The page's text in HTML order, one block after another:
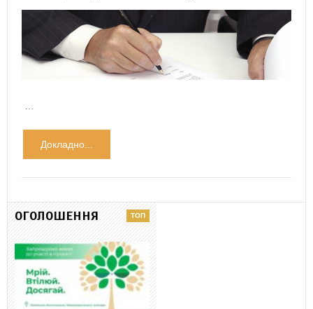
Докладно...
ОГОЛОШЕННЯ